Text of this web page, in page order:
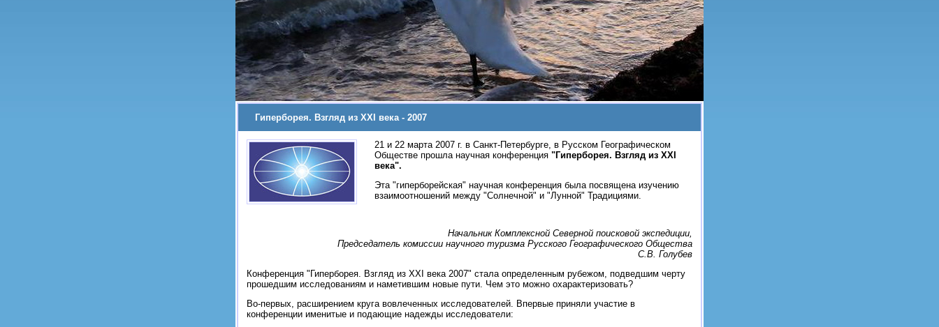
Гиперборея. Взгляд из XXI века - 2007
21 и 22 марта 2007 г. в Санкт-Петербурге, в Русском Географическом
Обществе прошла научная конференция "Гиперборея. Взгляд из XXI
века".
Эта "гиперборейская" научная конференция была посвящена изучению
взаимоотношений между "Солнечной" и "Лунной" Традициями.
Начальник Комплексной Северной поисковой экспедиции,
Председатель комиссии научного туризма Русского Географического Общества
С.В. Голубев
Конференция "Гиперборея. Взгляд из XXI века 2007" стала определенным рубежом, подведшим черту
прошедшим исследованиям и наметившим новые пути. Чем это можно охарактеризовать?
Во-первых, расширением круга вовлеченных исследователей. Впервые приняли участие в
конференции именитые и подающие надежды исследователи: